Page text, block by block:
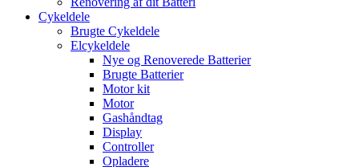
Cykeldele
Brugte Cykeldele
Elcykeldele
Nye og Renoverede Batterier
Brugte Batterier
Motor kit
Motor
Gashåndtag
Display
Controller
Opladere